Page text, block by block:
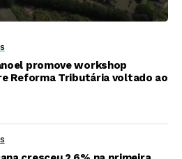
promove workshop
Reforma Tributária voltado ao